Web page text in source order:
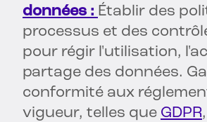
données : Établir des
processus et des
pour régir l'utilisation,
partage des données.
conformité aux
vigueur, telles que GDPR,